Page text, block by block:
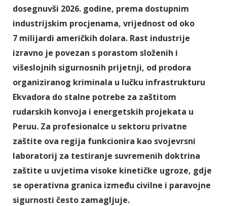
dosegnuvši 2026. godine, prema dostupnim
industrijskim procjenama, vrijednost od oko
7 milijardi američkih dolara. Rast industrije
izravno je povezan s porastom složenih i
višeslojnih sigurnosnih prijetnji, od prodora
organiziranog kriminala u lučku infrastrukturu
Ekvadora do stalne potrebe za zaštitom
rudarskih konvoja i energetskih projekata u
Peruu. Za profesionalce u sektoru privatne
zaštite ova regija funkcionira kao svojevrsni
laboratorij za testiranje suvremenih doktrina
zaštite u uvjetima visoke kinetičke ugroze, gdje
se operativna granica između civilne i paravojne
sigurnosti često zamagljuje.